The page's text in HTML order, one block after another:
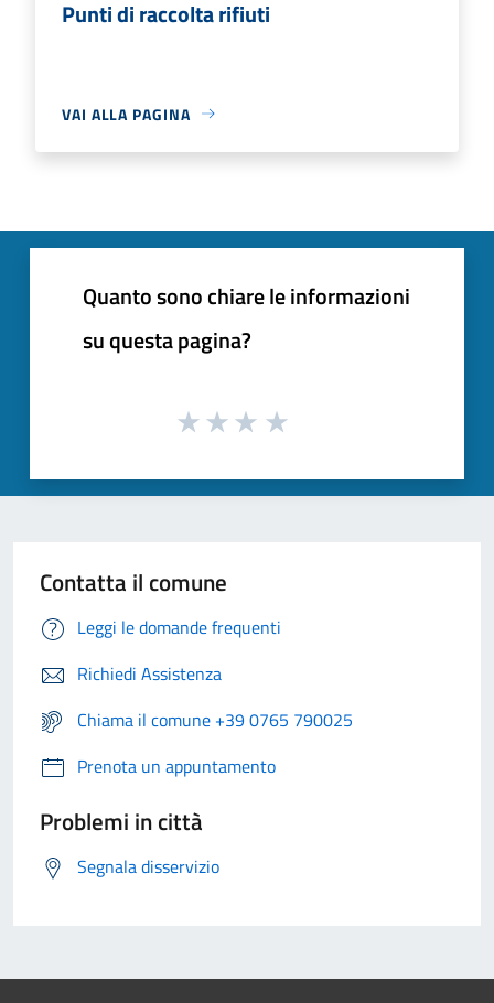
Punti di raccolta rifiuti
VAI ALLA PAGINA
Quanto sono chiare le informazioni
su questa pagina?
Contatta il comune
Leggi le domande frequenti
Richiedi Assistenza
Chiama il comune +39 0765 790025
Prenota un appuntamento
Problemi in città
Segnala disservizio